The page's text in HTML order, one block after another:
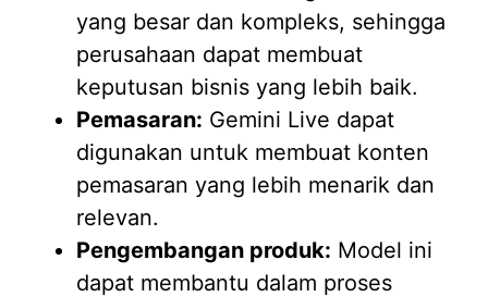
yang besar dan kompleks, sehingga
perusahaan dapat membuat
keputusan bisnis yang lebih baik.
Pemasaran: Gemini Live dapat
digunakan untuk membuat konten
pemasaran yang lebih menarik dan
relevan.
Pengembangan produk: Model ini
dapat membantu dalam proses